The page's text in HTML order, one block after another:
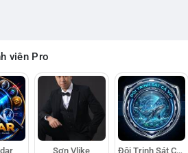
viên Pro
Sơn Vlike Đội Trinh Sát Cá Voi